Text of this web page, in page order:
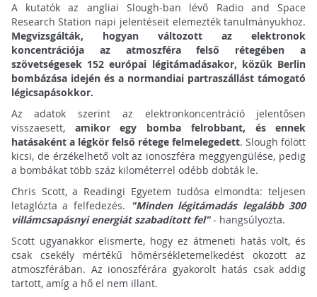
A kutatók az angliai Slough-ban lévő Radio and Space
Research Station napi jelentéseit elemezték tanulmányukhoz.
Megvizsgálták, hogyan változott az elektronok
koncentrációja az atmoszféra felső rétegében a
szövetségesek 152 európai légitámadásakor, közük Berlin
bombázása idején és a normandiai partraszállást támogató
légicsapásokkor.
Az adatok szerint az elektronkoncentráció jelentősen
visszaesett, amikor egy bomba felrobbant, és ennek
hatásaként a légkör felső rétege felmelegedett. Slough fölött
kicsi, de érzékelhető volt az ionoszféra meggyengülése, pedig
a bombákat több száz kilométerrel odébb dobták le.
Chris Scott, a Readingi Egyetem tudósa elmondta: teljesen
letaglózta a felfedezés.
"Minden légitámadás legalább 300
villámcsapásnyi energiát szabadított fel" - hangsúlyozta.
Scott ugyanakkor elismerte, hogy ez átmeneti hatás volt, és
csak csekély mértékű hőmérsékletemelkedést okozott az
atmoszférában. Az ionoszférára gyakorolt hatás csak addig
tartott, amíg a hő el nem illant.